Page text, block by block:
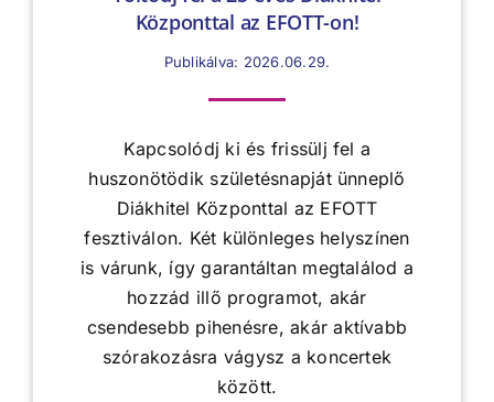
Központtal az EFOTT-on!
Publikálva: 2026.06.29.
Kapcsolódj ki és frissülj fel a
huszonötödik születésnapját ünneplő
Diákhitel Központtal az EFOTT
fesztiválon. Két különleges helyszínen
is várunk, így garantáltan megtalálod a
hozzád illő programot, akár
csendesebb pihenésre, akár aktívabb
szórakozásra vágysz a koncertek
között.